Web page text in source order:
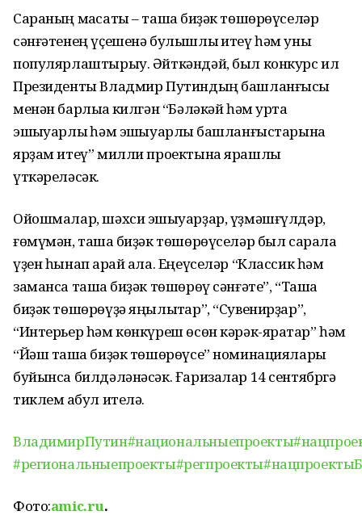
Сараның маҡсаты – ташҡа биҙәк төшөрөүселәр
сәнғәтенең үҫешенә булышлыҡ итеү һәм уны
популярлаштырыу. Әйткәндәй, был конкурс ил
Президенты Владмир Путиндың башланғысы
менән барлыҡҡа килгән “Бәләкәй һәм урта
эшҡыуарлыҡ һәм эшҡыуарлыҡ башланғыстарына
ярҙам итеү” милли проектына ярашлы
үткәреләсәк.
Ойошмалар, шәхси эшҡыуарҙар, үҙмәшғүлдәр,
ғөмүмән, ташҡа биҙәк төшөрөүселәр был сарала
үҙен һынап ҡарай ала. Еңеүселәр “Классик һәм
заманса ташҡа биҙәк төшөрөү сәнғәте”, “Ташҡа
биҙәк төшөрөүҙә яңылыҡтар”, “Сувенирҙар”,
“Интерьер һәм көнкүреш өсөн кәрәк-яраҡтар” һәм
“Йәш ташҡа биҙәк төшөрөүсе” номинациялары
буйынса билдәләнәсәк. Ғаризалар 14 сентябргә
тиклем ҡабул ителә.
ВладимирПутин#национальныепроекты
#региональныепроекты#регпроекты
Фото:amic.ru.